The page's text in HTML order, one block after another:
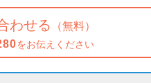
わせる （無料）
をお伝えください